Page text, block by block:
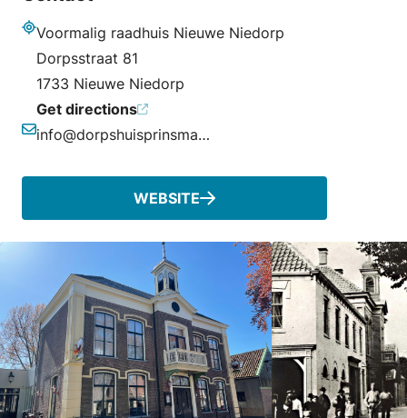
Voormalig raadhuis Nieuwe Niedorp
Dorpsstraat 81
1733 Nieuwe Niedorp
Get directions
info@dorpshuisprinsmaurits.nl
WEBSITE